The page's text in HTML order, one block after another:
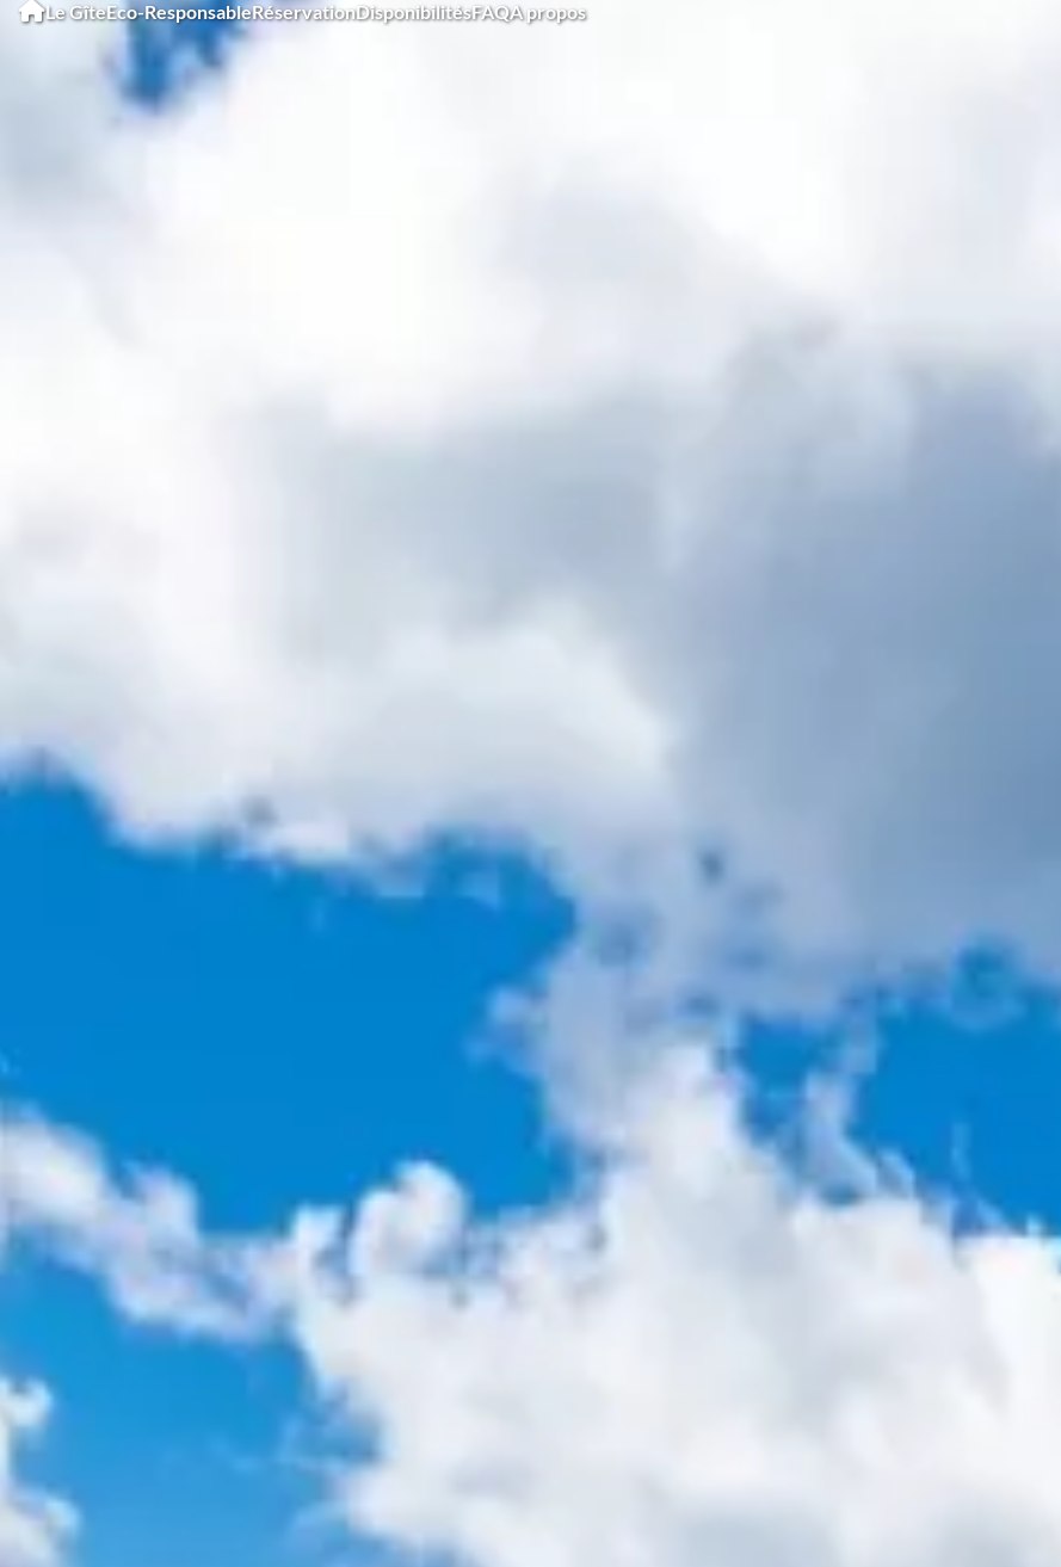
Le GîteEco-ResponsableRéservationDisponibilitésFAQA propos